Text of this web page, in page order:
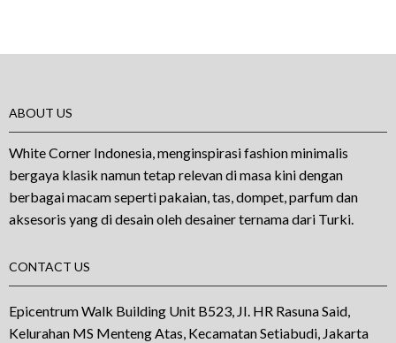
ABOUT US
White Corner Indonesia, menginspirasi fashion minimalis
bergaya klasik namun tetap relevan di masa kini dengan
berbagai macam seperti pakaian, tas, dompet, parfum dan
aksesoris yang di desain oleh desainer ternama dari Turki.
CONTACT US
Epicentrum Walk Building Unit B523, JI. HR Rasuna Said,
Kelurahan MS Menteng Atas, Kecamatan Setiabudi, Jakarta